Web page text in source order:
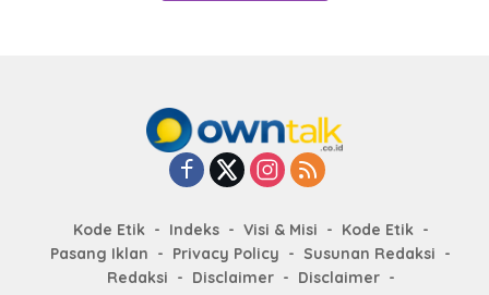
Kode Etik Indeks Visi & Misi
Kode Etik
Pasang Iklan
Privacy Policy
Susunan Redaksi
Redaksi
Disclaimer
Disclaimer